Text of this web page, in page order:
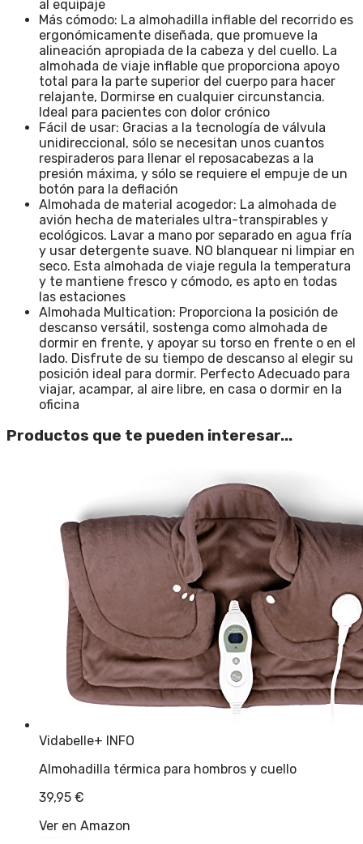
al equipaje
Más cómodo: La almohadilla inflable del recorrido es
ergonómicamente diseñada, que promueve la
alineación apropiada de la cabeza y del cuello. La
almohada de viaje inflable que proporciona apoyo
total para la parte superior del cuerpo para hacer
relajante, Dormirse en cualquier circunstancia.
Ideal para pacientes con dolor crónico
Fácil de usar: Gracias a la tecnología de válvula
unidireccional, sólo se necesitan unos cuantos
respiraderos para llenar el reposacabezas a la
presión máxima, y sólo se requiere el empuje de un
botón para la deflación
Almohada de material acogedor: La almohada de
avión hecha de materiales ultra-transpirables y
ecológicos. Lavar a mano por separado en agua fría
y usar detergente suave. NO blanquear ni limpiar en
seco. Esta almohada de viaje regula la temperatura
y te mantiene fresco y cómodo, es apto en todas
las estaciones
Almohada Multication: Proporciona la posición de
descanso versátil, sostenga como almohada de
dormir en frente, y apoyar su torso en frente o en el
lado. Disfrute de su tiempo de descanso al elegir su
posición ideal para dormir. Perfecto Adecuado para
viajar, acampar, al aire libre, en casa o dormir en la
oficina
Productos que te pueden interesar...
Vidabelle+ INFO
Almohadilla térmica para hombros y cuello
39,95 €
Ver en Amazon